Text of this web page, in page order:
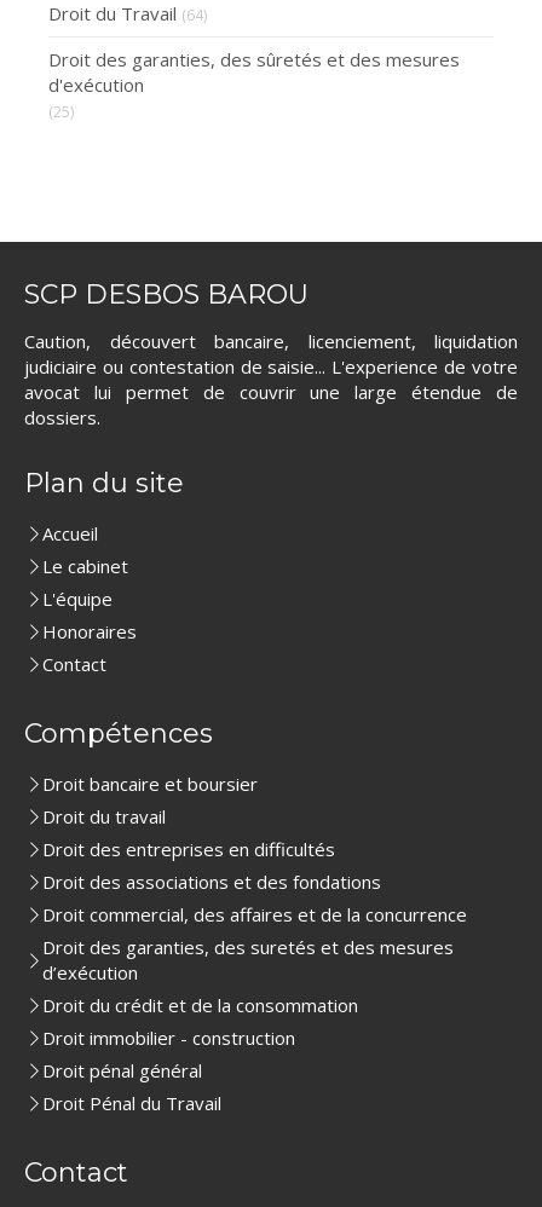
Droit du Travail (64)
Droit des garanties, des sûretés et des mesures
d'exécution
(25)
SCP DESBOS BAROU
Caution, découvert bancaire, licenciement, liquidation
judiciaire ou contestation de saisie... L'experience de votre
avocat lui permet de couvrir une large étendue de
dossiers.
Plan du site
Accueil
Le cabinet
L'équipe
Honoraires
Contact
Compétences
Droit bancaire et boursier
Droit du travail
Droit des entreprises en difficultés
Droit des associations et des fondations
Droit commercial, des affaires et de la concurrence
Droit des garanties, des suretés et des mesures
d’exécution
Droit du crédit et de la consommation
Droit immobilier - construction
Droit pénal général
Droit Pénal du Travail
Contact